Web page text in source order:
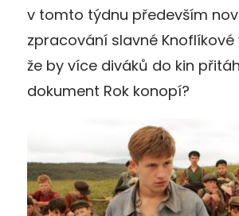
v tomto týdnu především
zpracování slavné Knoflíkové
že by více diváků do kin
dokument Rok konopí?